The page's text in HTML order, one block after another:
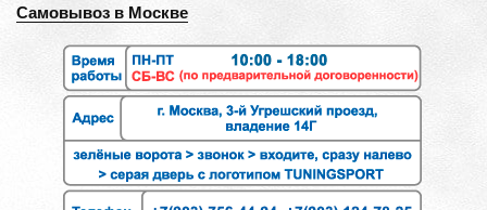
Самовывоз в Москве